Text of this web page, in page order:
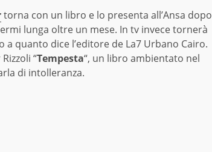
torna con un libro e lo presenta all’Ansa dopo
lunga oltre un mese. In tv invece tornerà
a quanto dice l’editore de La7 Urbano Cairo.
“Tempesta“, un libro ambientato nel
di intolleranza.